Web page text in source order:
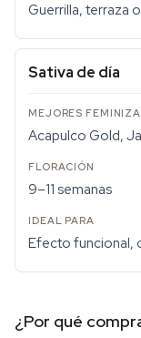
Guerrilla, terraza
Sativa de día
Acapulco Gold,
9–11 semanas
Efecto funcional,
¿Por qué